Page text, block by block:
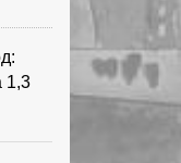
1,3